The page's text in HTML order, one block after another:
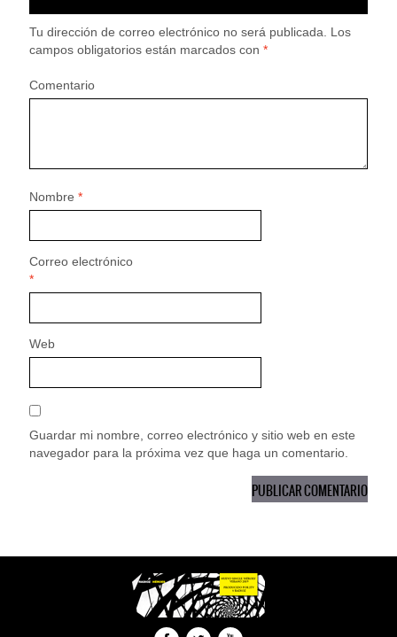
Tu dirección de correo electrónico no será publicada. Los
campos obligatorios están marcados con *
Comentario
Nombre *
Correo electrónico
*
Web
Guardar mi nombre, correo electrónico y sitio web en este
navegador para la próxima vez que haga un comentario.